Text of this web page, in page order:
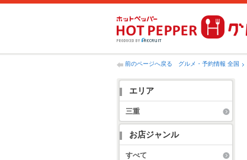
前のページへ戻る グルメ・予約情報 全国
エリア
三重
お店ジャンル
すべて